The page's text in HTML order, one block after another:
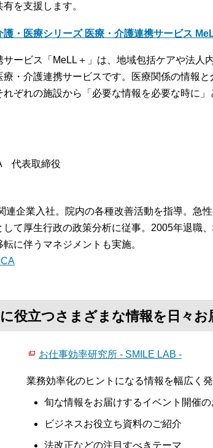
を支援します。
護・医療シリーズ 医療・介護連携サービス
サービス「MeLL＋」は、地域包括ケアや法人
療・介護連携サービスです。医療関係の情報
れぞれの施設から「必要な情報を必要な時に
代表取締役
連企業入社。院内の各種改善活動を指導。急
して厚生行政の政策分析に従事。2005年退職
に伴うマネジメントも実施。
役立つさまざまな情報を日々お
お仕事効率研究所 - SMILE LAB -
業務効率化のヒントになる情報を幅広く
旬な情報をお届けするイベント開催の
ビジネスお役立ち資料のご紹介
法改正などの注目すべきテーマ